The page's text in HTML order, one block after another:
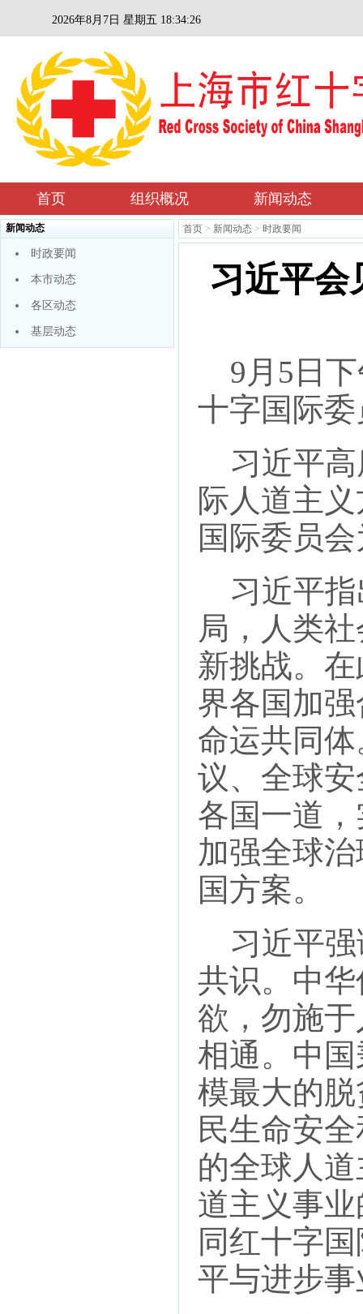
2026年8月7日 星期五 18:34:26
首页 组织概况 新闻动态
新闻动态
时政要闻
本市动态
各区动态
基层动态
首页 > 新闻动态 > 时政要闻
习近平会
9月5日下
十字国际
习近平高
际人道主
国际委员
习近平指
局，人类
新挑战。
界各国加
命运共同
议、全球
各国一道
加强全球
国方案。
习近平强
共识。中
欲，勿施
相通。中
模最大的
民生命安
的全球人
道主义事
同红十字
平与进步